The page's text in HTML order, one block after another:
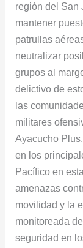
región del San
mantener
patrullas
neutralizar
grupos al
delictivo de
las
militares
Ayacucho
en los
Pacífico en
amenazas
movilidad y la
monitoreada
seguridad en
civil,
con
el
envío
de
340
soldados
del
Ejército